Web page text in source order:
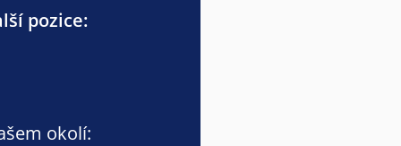
pozice:
okolí: